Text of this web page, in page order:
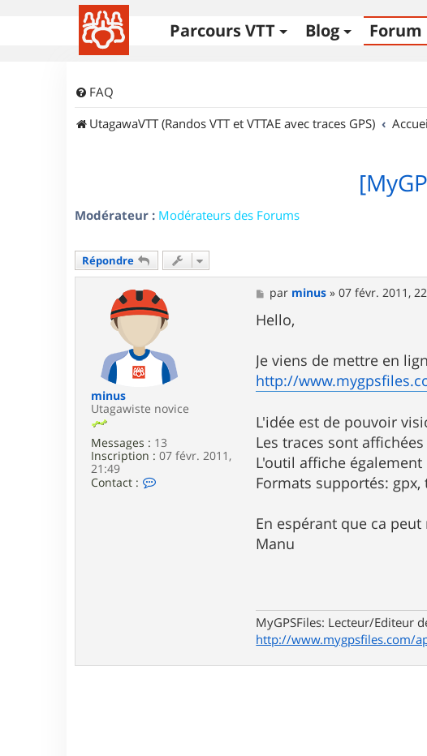
Parcours VTT Blog Forum
FAQ
UtagawaVTT (Randos VTT et VTTAE avec traces GPS)
Modérateur : Modérateurs des Forums
Répondre
minus
Utagawiste novice
Messages : 13
Inscription : 07 févr. 2011,
21:49
Contact :
M
e
s
s
g
e
par minus »07 févr. 2011,
Hello,
Je viens de mettre en
http://
L'idée est de pouvoir
Les traces sont
L'outil affiche
Formats supportés: gpx,
En espérant que ca peut
Manu
MyGPSFiles: Lecteur/Editeur
http://www.mygpsfiles.com/